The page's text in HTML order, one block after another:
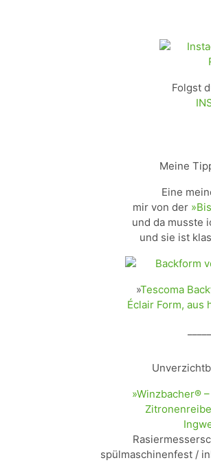
Folgst
Meine
Eine
mir von der
und da musste
und sie ist
»Tescoma
Éclair Form, aus
»Winzbacher®
spülmaschinenfest /